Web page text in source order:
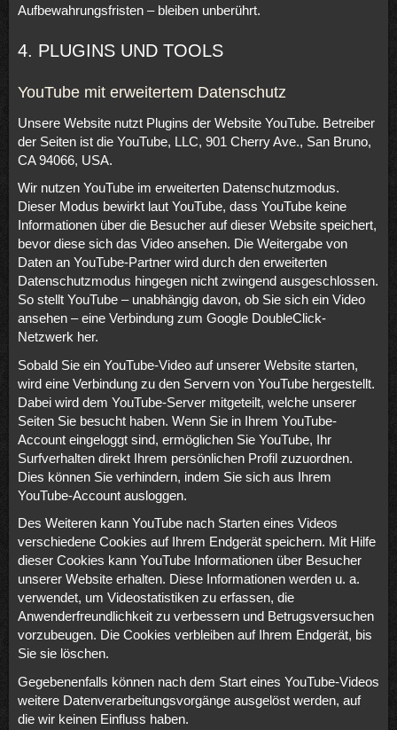
Aufbewahrungsfristen – bleiben unberührt.
4. PLUGINS UND TOOLS
YouTube mit erweitertem Datenschutz
Unsere Website nutzt Plugins der Website YouTube. Betreiber
der Seiten ist die YouTube, LLC, 901 Cherry Ave., San Bruno,
CA 94066, USA.
Wir nutzen YouTube im erweiterten Datenschutzmodus.
Dieser Modus bewirkt laut YouTube, dass YouTube keine
Informationen über die Besucher auf dieser Website speichert,
bevor diese sich das Video ansehen. Die Weitergabe von
Daten an YouTube-Partner wird durch den erweiterten
Datenschutzmodus hingegen nicht zwingend ausgeschlossen.
So stellt YouTube – unabhängig davon, ob Sie sich ein Video
ansehen – eine Verbindung zum Google DoubleClick-
Netzwerk her.
Sobald Sie ein YouTube-Video auf unserer Website starten,
wird eine Verbindung zu den Servern von YouTube hergestellt.
Dabei wird dem YouTube-Server mitgeteilt, welche unserer
Seiten Sie besucht haben. Wenn Sie in Ihrem YouTube-
Account eingeloggt sind, ermöglichen Sie YouTube, Ihr
Surfverhalten direkt Ihrem persönlichen Profil zuzuordnen.
Dies können Sie verhindern, indem Sie sich aus Ihrem
YouTube-Account ausloggen.
Des Weiteren kann YouTube nach Starten eines Videos
verschiedene Cookies auf Ihrem Endgerät speichern. Mit Hilfe
dieser Cookies kann YouTube Informationen über Besucher
unserer Website erhalten. Diese Informationen werden u. a.
verwendet, um Videostatistiken zu erfassen, die
Anwenderfreundlichkeit zu verbessern und Betrugsversuchen
vorzubeugen. Die Cookies verbleiben auf Ihrem Endgerät, bis
Sie sie löschen.
Gegebenenfalls können nach dem Start eines YouTube-Videos
weitere Datenverarbeitungsvorgänge ausgelöst werden, auf
die wir keinen Einfluss haben.